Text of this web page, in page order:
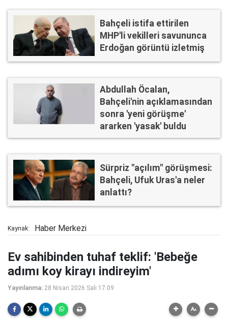
Bahçeli istifa ettirilen
MHP'li vekilleri savununca
Erdoğan görüntü izletmiş
Abdullah Öcalan,
Bahçeli'nin açıklamasından
sonra 'yeni görüşme'
ararken 'yasak' buldu
Sürpriz "açılım" görüşmesi:
Bahçeli, Ufuk Uras'a neler
anlattı?
Kaynak: Haber Merkezi
Ev sahibinden tuhaf teklif: 'Bebeğe
adımı koy kirayı indireyim'
Yayınlanma: 28 Nisan 2026 Salı 17:09